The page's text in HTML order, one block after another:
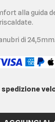
alla guida
di 24,5mm.
spedizione